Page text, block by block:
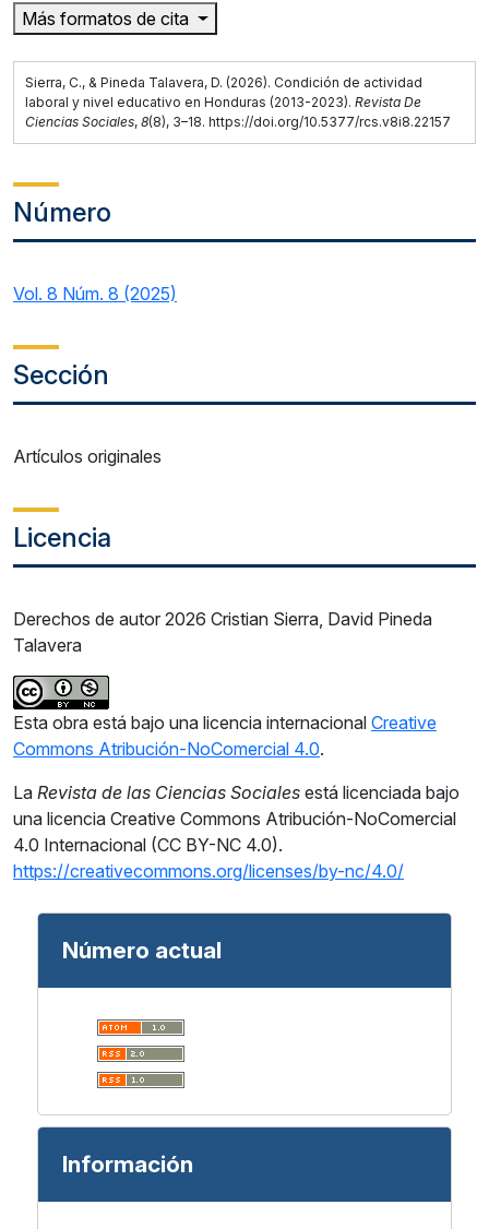
Más formatos de cita
Sierra, C., & Pineda Talavera, D. (2026). Condición de actividad
laboral y nivel educativo en Honduras (2013-2023). Revista De
Ciencias Sociales, 8(8), 3–18. https://doi.org/10.5377/rcs.v8i8.22157
Número
Vol. 8 Núm. 8 (2025)
Sección
Artículos originales
Licencia
Derechos de autor 2026 Cristian Sierra, David Pineda
Talavera
Esta obra está bajo una licencia internacional Creative
Commons Atribución-NoComercial 4.0.
La Revista de las Ciencias Sociales está licenciada bajo
una licencia Creative Commons Atribución-NoComercial
4.0 Internacional (CC BY-NC 4.0).
https://creativecommons.org/licenses/by-nc/4.0/
Número actual
Información